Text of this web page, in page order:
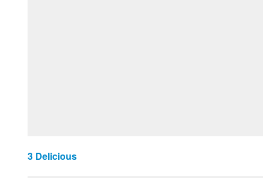
3 Delicious